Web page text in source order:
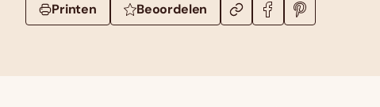
Printen Beoordelen